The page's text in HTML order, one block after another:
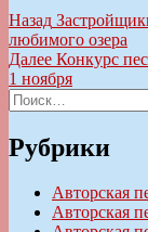
Навигация
по
записям
Назад
запись:
любимого озера
Далее Следующая
запись:
Конкурс
1 ноября
Искать:
Рубрики
Авторская
Авторская